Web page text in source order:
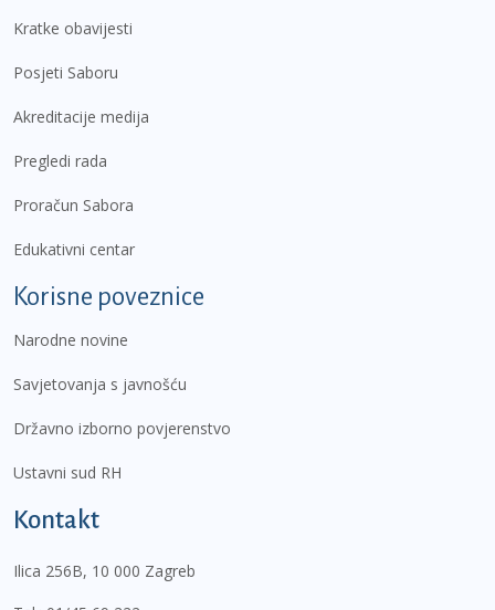
Kratke obavijesti
Posjeti Saboru
Akreditacije medija
Pregledi rada
Proračun Sabora
Edukativni centar
Korisne poveznice
Narodne novine
Savjetovanja s javnošću
Državno izborno povjerenstvo
Ustavni sud RH
Kontakt
Ilica 256B, 10 000 Zagreb